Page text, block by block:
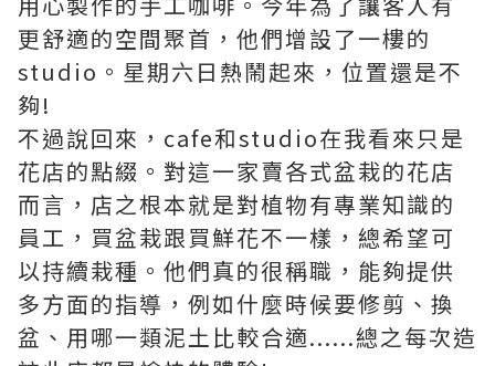
更舒適的空間聚首，他們增設了一樓的
studio。星期六日熱鬧起來，位置還是不
夠!
不過說回來，cafe和studio在我看來只是
花店的點綴。對這一家賣各式盆栽的花店
而言，店之根本就是對植物有專業知識的
員工，買盆栽跟買鮮花不一樣，總希望可
以持續栽種。他們真的很稱職，能夠提供
多方面的指導，例如什麼時候要修剪、換
盆、用哪一類泥土比較合適......總之每次造